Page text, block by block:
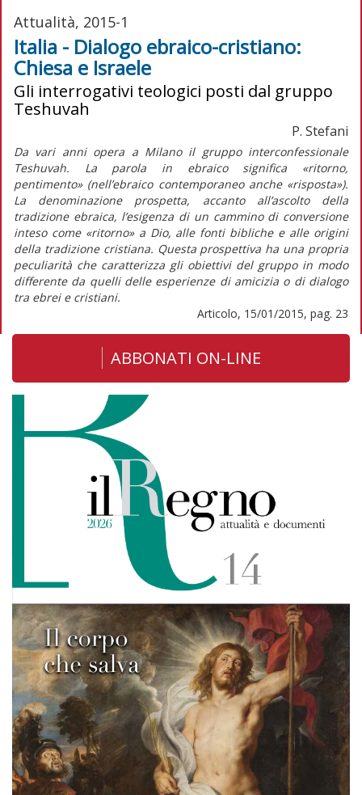
Attualità, 2015-1
Italia - Dialogo ebraico-cristiano:
Chiesa e Israele
Gli interrogativi teologici posti dal gruppo
Teshuvah
P. Stefani
Da vari anni opera a Milano il gruppo interconfessionale
Teshuvah. La parola in ebraico significa «ritorno,
pentimento» (nell’ebraico contemporaneo anche «risposta»).
La denominazione prospetta, accanto all’ascolto della
tradizione ebraica, l’esigenza di un cammino di conversione
inteso come «ritorno» a Dio, alle fonti bibliche e alle origini
della tradizione cristiana. Questa prospettiva ha una propria
peculiarità che caratterizza gli obiettivi del gruppo in modo
differente da quelli delle esperienze di amicizia o di dialogo
tra ebrei e cristiani.
Articolo, 15/01/2015, pag. 23
ABBONATI ON-LINE